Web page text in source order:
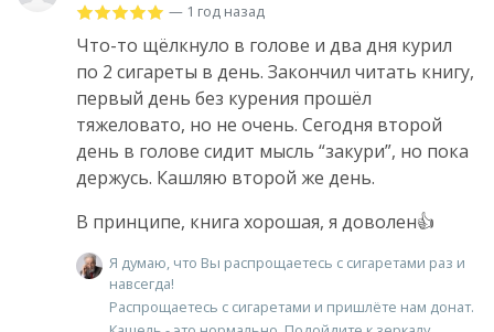
— 1 год назад
Что-то щёлкнуло в голове и два дня курил
по 2 сигареты в день. Закончил читать книгу,
первый день без курения прошёл
тяжеловато, но не очень. Сегодня второй
день в голове сидит мысль “закури”, но пока
держусь. Кашляю второй же день.
В принципе, книга хорошая, я доволен👍
Я думаю, что Вы распрощаетесь с сигаретами раз и
навсегда!
Распрощаетесь с сигаретами и пришлёте нам донат.